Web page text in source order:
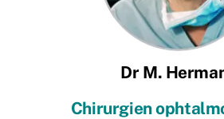
Dr M.
Chirurgien